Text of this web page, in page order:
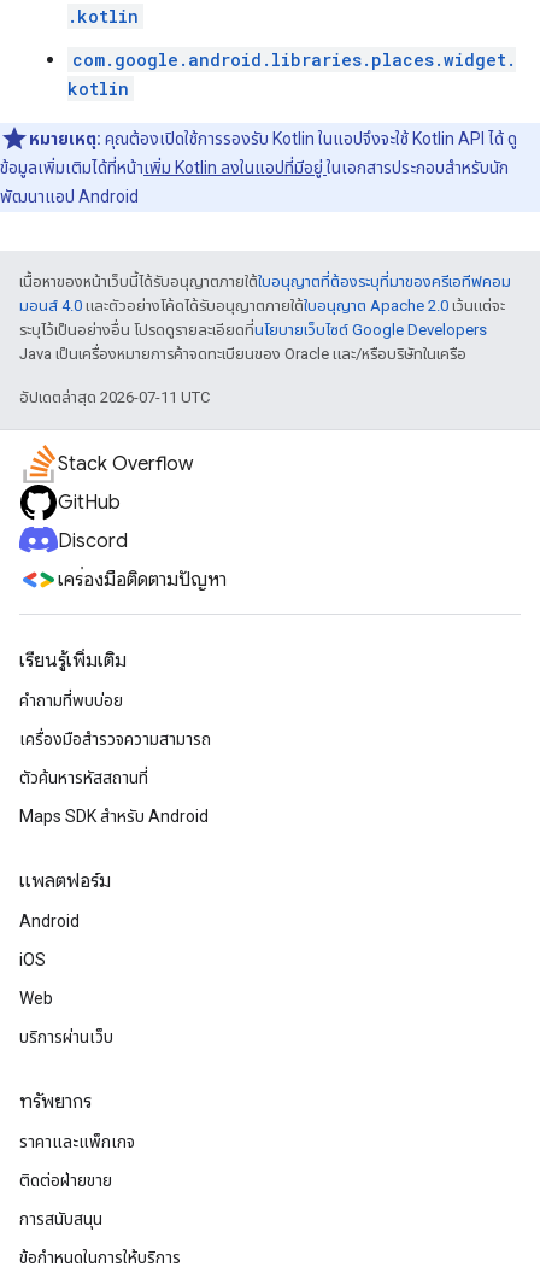
.kotlin
com.google.android.libraries.places.widget.
kotlin
หมายเหตุ: คุณต้องเปิดใช้การรองรับ Kotlin ในแอปจึงจะใช้ Kotlin API ได้ ดู
ข้อมูลเพิ่มเติมได้ที่หน้าเพิ่ม Kotlin ลงในแอปที่มีอยู่ ในเอกสารประกอบสำหรับนัก
พัฒนาแอป Android
เนื้อหาของหน้าเว็บนี้ได้รับอนุญาตภายใต้ใบอนุญาตที่ต้องระบุที่มาของครีเอทีฟคอม
มอนส์ 4.0 และตัวอย่างโค้ดได้รับอนุญาตภายใต้ใบอนุญาต Apache 2.0 เว้นแต่จะ
ระบุไว้เป็นอย่างอื่น โปรดดูรายละเอียดที่นโยบายเว็บไซต์ Google Developers
Java เป็นเครื่องหมายการค้าจดทะเบียนของ Oracle และ/หรือบริษัทในเครือ
อัปเดตล่าสุด 2026-07-11 UTC
Stack Overflow
GitHub
Discord
เครื่องมือติดตามปัญหา
เรียนรู้เพิ่มเติม
คำถามที่พบบ่อย
เครื่องมือสำรวจความสามารถ
ตัวค้นหารหัสสถานที่
Maps SDK สำหรับ Android
แพลตฟอร์ม
Android
iOS
Web
บริการผ่านเว็บ
ทรัพยากร
ราคาและแพ็กเกจ
ติดต่อฝ่ายขาย
การสนับสนุน
ข้อกำหนดในการให้บริการ